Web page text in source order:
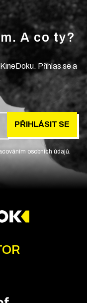
A co ty?
Přihlas se a
PŘIHLÁSIT SE
osobních údajů.